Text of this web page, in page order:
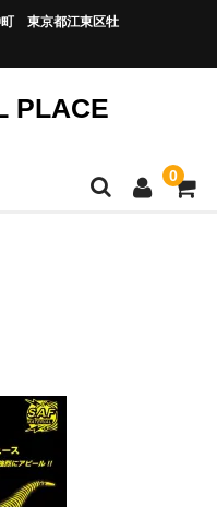
町 東京都江東区牡
PLACE
0